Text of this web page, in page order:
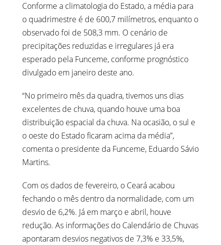
Conforme a climatologia do Estado, a média para
o quadrimestre é de 600,7 milímetros, enquanto o
observado foi de 508,3 mm. O cenário de
precipitações reduzidas e irregulares já era
esperado pela Funceme, conforme prognóstico
divulgado em janeiro deste ano.
“No primeiro mês da quadra, tivemos uns dias
excelentes de chuva, quando houve uma boa
distribuição espacial da chuva. Na ocasião, o sul e
o oeste do Estado ficaram acima da média”,
comenta o presidente da Funceme, Eduardo Sávio
Martins.
Com os dados de fevereiro, o Ceará acabou
fechando o mês dentro da normalidade, com um
desvio de 6,2%. Já em março e abril, houve
redução. As informações do Calendário de Chuvas
apontaram desvios negativos de 7,3% e 33,5%,